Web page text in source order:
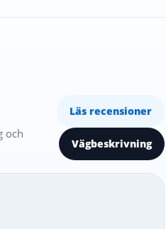
och
Läs recensioner
Vägbeskrivning